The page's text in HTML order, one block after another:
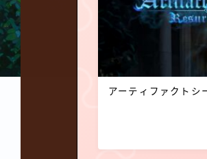
アーティファクトシ